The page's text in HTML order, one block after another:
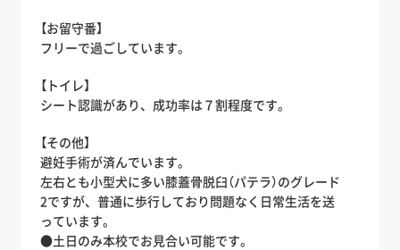
【お留守番】
フリーで過ごしています。
【トイレ】
シート認識があり、成功率は７割程度です。
【その他】
避妊手術が済んでいます。
左右とも小型犬に多い膝蓋骨脱臼（パテラ）のグレード
2ですが、普通に歩行しており問題なく日常生活を送
っています。
●土日のみ本校でお見合い可能です。